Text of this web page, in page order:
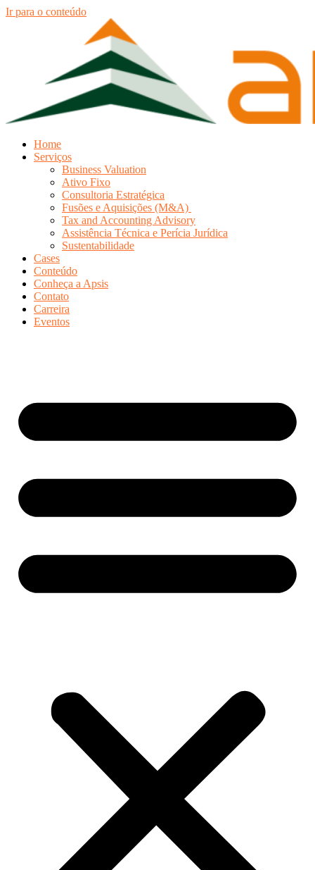
Ir para o conteúdo
Home
Serviços
Business Valuation
Ativo Fixo
Consultoria Estratégica
Fusões e Aquisições (M&A)
Tax and Accounting Advisory
Assistência Técnica e Perícia Jurídica
Sustentabilidade
Cases
Conteúdo
Conheça a Apsis
Contato
Carreira
Eventos